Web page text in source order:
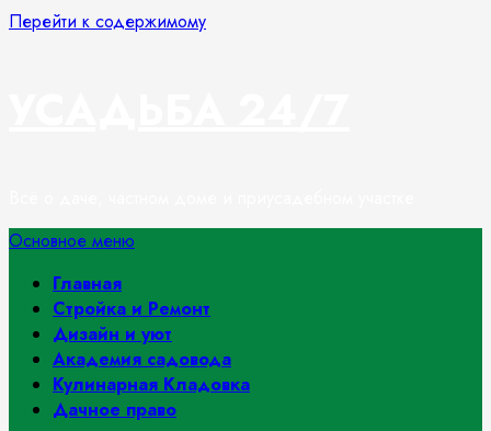
Перейти к содержимому
Основное меню
Главная
Стройка и Ремонт
Дизайн и уют
Академия садовода
Кулинарная Кладовка
Дачное право